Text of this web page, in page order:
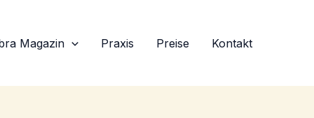
Magazin Praxis Preise Kontakt